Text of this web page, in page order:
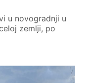
u novogradnji u
zemlji, po